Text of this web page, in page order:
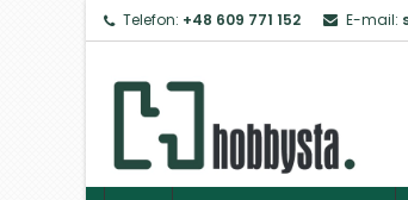
Telefon: +48 609 771 152 E-mail: